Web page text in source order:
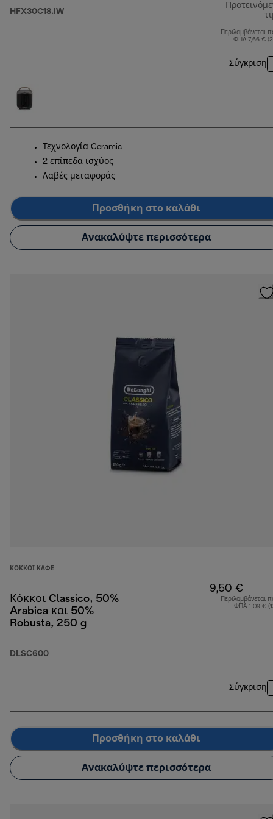
HFX30C18.IW
Περιλαμβάνεται
ΦΠΑ 7,66 €
Σύγκριση
Τεχνολογία Ceramic
2 επίπεδα ισχύος
Λαβές μεταφοράς
Προσθήκη στο καλάθι
Ανακαλύψτε περισσότερα
ΚΌΚΚΟΙ ΚΑΦΈ
Κόκκοι Classico, 50%
Arabica και 50%
Robusta, 250 g
DLSC600
9,50 €
Περιλαμβάνεται
ΦΠΑ 1,09 €
Σύγκριση
Προσθήκη στο καλάθι
Ανακαλύψτε περισσότερα